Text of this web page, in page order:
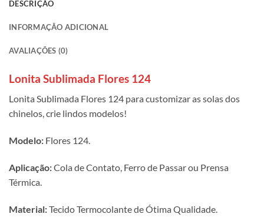
DESCRIÇÃO
INFORMAÇÃO ADICIONAL
AVALIAÇÕES (0)
Lonita Sublimada Flores 124
Lonita Sublimada Flores 124 para customizar as solas dos
chinelos, crie lindos modelos!
Modelo: Flores 124.
Aplicação:Cola de Contato, Ferro de Passar ou Prensa
Térmica.
Material:Tecido Termocolante de Ótima Qualidade.